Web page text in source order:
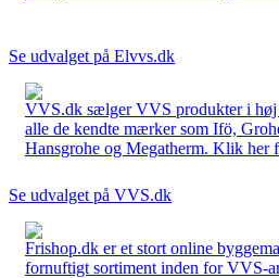
Se udvalget på Elvvs.dk
VVS.dk sælger VVS produkter i høj
alle de kendte mærker som Ifö,
Hansgrohe og Megatherm. Klik her
Se udvalget på VVS.dk
Frishop.dk er et stort online
fornuftigt sortiment inden for VVS-